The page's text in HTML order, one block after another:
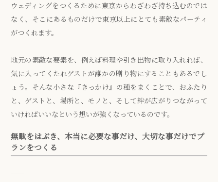
ウェディングをつくるために東京からわざわざ持ち込むのでは
なく、そこにあるものだけで東京以上にとても素敵なパーティ
がつくれます。
地元の素敵な要素を、例えば料理や引き出物に取り入れれば、
気に入ってくたれゲストが誰かの贈り物にすることもあるでし
ょう。そんな小さな『きっかけ』の種をまくことで、おふたり
と、ゲストと、場所と、モノと、そして絆が広がりつながって
いければいいなという想いが強くなっているのです。
無駄をはぶき、本当に必要な事だけ、大切な事だけでプ
ランをつくる